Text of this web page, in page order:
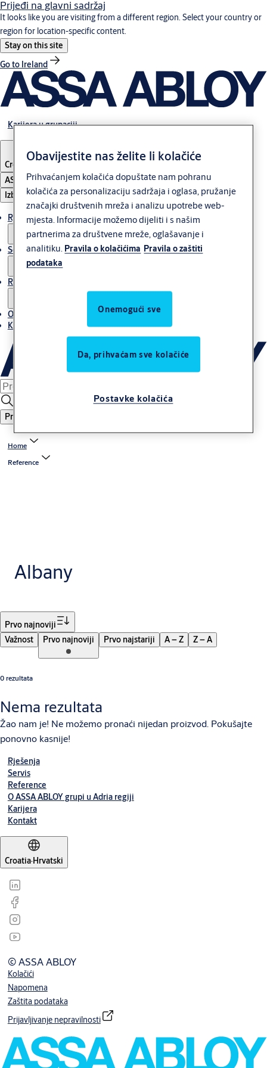
Prijeđi na glavni sadržaj
It looks like you are visiting from a different region. Select your country or
region for location-specific content.
Stay on this site
Go to Ireland
Karijera u grupaciji
Croatia
Hrvatski
ASSA ABLOY Group
Izbornik
Rješenja
Servis
Reference
O ASSA ABLOY grupi u Adria regiji
Karijera
Pretraga
Home
Reference
Albany
Prvo najnoviji
Važnost
Prvo najnoviji Prvo najstariji A – Z Z – A
0 rezultata
Nema rezultata
Žao nam je! Ne možemo pronaći nijedan proizvod. Pokušajte
ponovno kasnije!
Rješenja
Servis
Reference
O ASSA ABLOY grupi u Adria regiji
Karijera
Kontakt
Croatia·Hrvatski
© ASSA ABLOY
Kolačići
Napomena
Zaštita podataka
Prijavljivanje nepravilnosti
Obavijestite nas želite li kolačiće
Prihvaćanjem kolačića dopuštate nam pohranu
kolačića za personalizaciju sadržaja i oglasa, pružanje
značajki društvenih mreža i analizu upotrebe web-
mjesta. Informacije možemo dijeliti i s našim
partnerima za društvene mreže, oglašavanje i
analitiku. Pravila o kolačićima Pravila o zaštiti
podataka
Onemogući sve
Da, prihvaćam sve kolačiće
Postavke kolačića